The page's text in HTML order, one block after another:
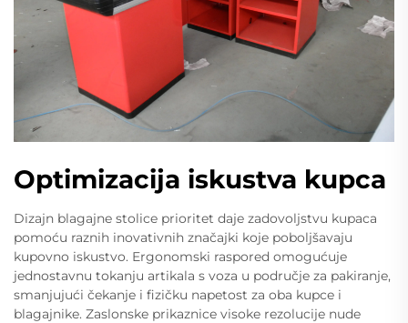
Optimizacija iskustva kupca
Dizajn blagajne stolice prioritet daje zadovoljstvu kupaca
pomoću raznih inovativnih značajki koje poboljšavaju
kupovno iskustvo. Ergonomski raspored omogućuje
jednostavnu tokanju artikala s voza u područje za pakiranje,
smanjujući čekanje i fizičku napetost za oba kupce i
blagajnike. Zaslonske prikaznice visoke rezolucije nude